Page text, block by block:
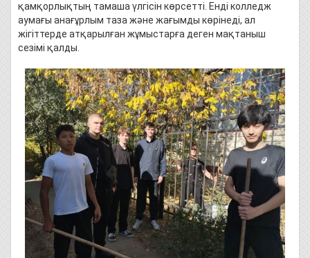
қамқорлықтың тамаша үлгісін көрсетті. Енді колледж
аумағы анағұрлым таза және жағымды көрінеді, ал
жігіттерде атқарылған жұмыстарға деген мақтаныш
сезімі қалды.